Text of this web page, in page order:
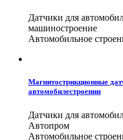
Датчики для
машиностроение
Автомобильное
Магнитострикционные
автомобилестроении
Датчики для
Автопром
Автомобильное